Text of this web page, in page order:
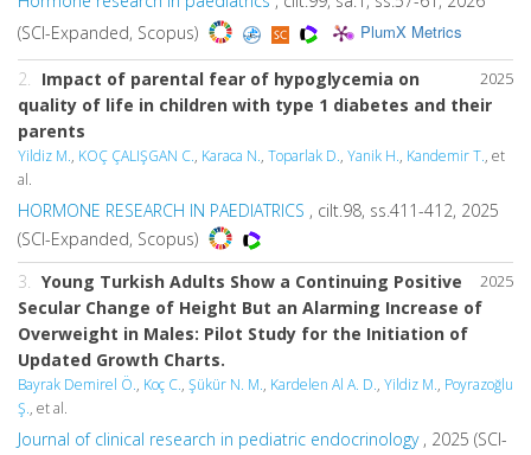
(SCI-Expanded, Scopus)
PlumX Metrics
2025
2. Impact of parental fear of hypoglycemia on
quality of life in children with type 1 diabetes and their
parents
Yildiz M., KOÇ ÇALIŞGAN C., Karaca N., Toparlak D., Yanik H., Kandemir T., et
al.
HORMONE RESEARCH IN PAEDIATRICS , cilt.98, ss.411-412, 2025
(SCI-Expanded, Scopus)
2025
3.
Young Turkish Adults Show a Continuing Positive
Secular Change of Height But an Alarming Increase of
Overweight in Males: Pilot Study for the Initiation of
Updated Growth Charts.
Bayrak Demirel Ö., Koç C., Şükür N. M., Kardelen Al A. D., Yildiz M., Poyrazoğlu
Ş., et al.
Journal of clinical research in pediatric endocrinology, 2025 (SCI-